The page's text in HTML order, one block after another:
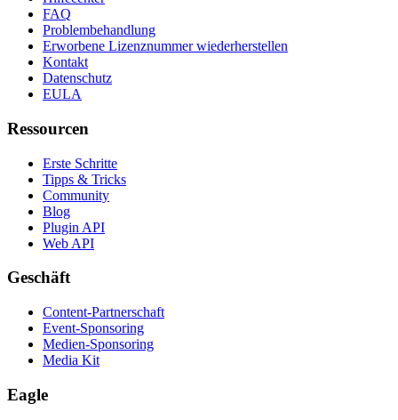
FAQ
Problembehandlung
Erworbene Lizenznummer wiederherstellen
Kontakt
Datenschutz
EULA
Ressourcen
Erste Schritte
Tipps & Tricks
Community
Blog
Plugin API
Web API
Geschäft
Content-Partnerschaft
Event-Sponsoring
Medien-Sponsoring
Media Kit
Eagle